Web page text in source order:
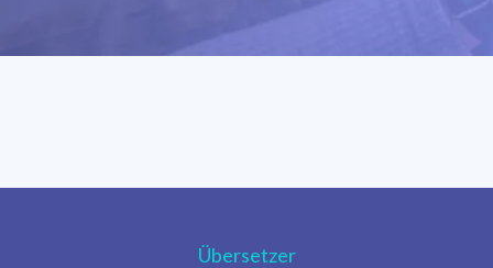
Übersetzer